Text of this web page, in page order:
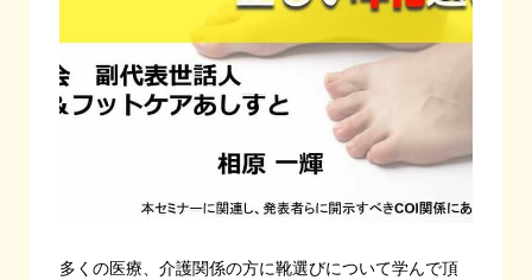
多くの医療、介護関係の方に靴選びについて学んで頂